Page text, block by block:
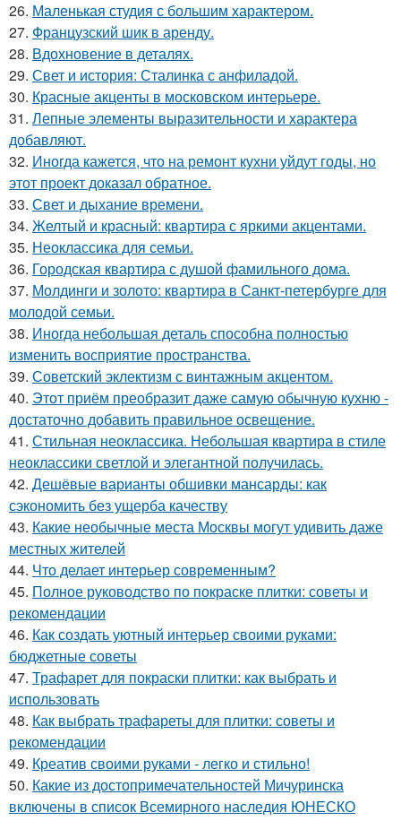
26. Маленькая студия с большим характером.
27. Французский шик в аренду.
28. Вдохновение в деталях.
29. Свет и история: Сталинка с анфиладой.
30. Красные акценты в московском интерьере.
31. Лепные элементы выразительности и характера
добавляют.
32. Иногда кажется, что на ремонт кухни уйдут годы, но
этот проект доказал обратное.
33. Свет и дыхание времени.
34. Желтый и красный: квартира с яркими акцентами.
35. Неоклассика для семьи.
36. Городская квартира с душой фамильного дома.
37. Молдинги и золото: квартира в Санкт-петербурге для
молодой семьи.
38. Иногда небольшая деталь способна полностью
изменить восприятие пространства.
39. Советский эклектизм с винтажным акцентом.
40. Этот приём преобразит даже самую обычную кухню -
достаточно добавить правильное освещение.
41. Стильная неоклассика. Небольшая квартира в стиле
неоклассики светлой и элегантной получилась.
42. Дешёвые варианты обшивки мансарды: как
сэкономить без ущерба качеству
43. Какие необычные места Москвы могут удивить даже
местных жителей
44. Что делает интерьер современным?
45. Полное руководство по покраске плитки: советы и
рекомендации
46. Как создать уютный интерьер своими руками:
бюджетные советы
47. Трафарет для покраски плитки: как выбрать и
использовать
48. Как выбрать трафареты для плитки: советы и
рекомендации
49. Креатив своими руками - легко и стильно!
50. Какие из достопримечательностей Мичуринска
включены в список Всемирного наследия ЮНЕСКО